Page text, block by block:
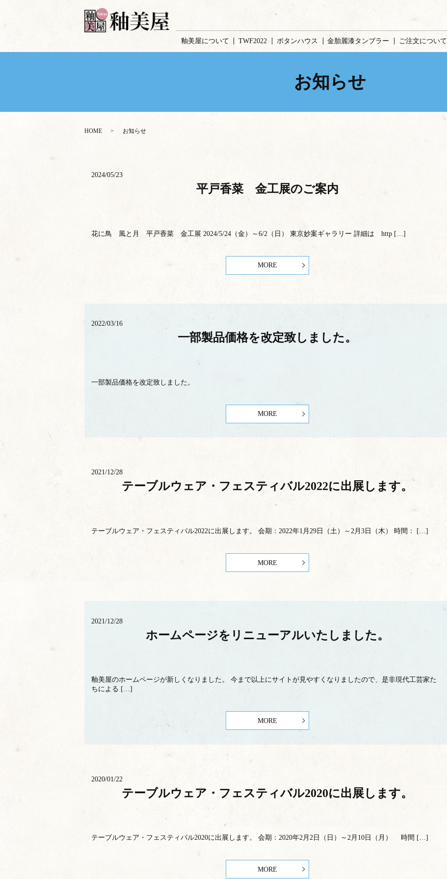
釉美屋について TWF2022 ボタンハウス 金胎麗漆タンブラー ご注文について
お知らせ
HOME お知らせ
2024/05/23
平戸香菜 金工展のご案内
花に鳥 風と月 平戸香菜 金工展 2024/5/24（金）～6/2（日） 東京妙案ギャラリー 詳細は http […]
MORE
2022/03/16
一部製品価格を改定致しました。
一部製品価格を改定致しました。
MORE
2021/12/28
テーブルウェア・フェスティバル2022に出展します。
テーブルウェア・フェスティバル2022に出展します。 会期：2022年1月29日（土）～2月3日（木） 時間： […]
MORE
2021/12/28
ホームページをリニューアルいたしました。
釉美屋のホームページが新しくなりました。 今まで以上にサイトが見やすくなりましたので、是非現代工芸家た
ちによる […]
MORE
2020/01/22
テーブルウェア・フェスティバル2020に出展します。
テーブルウェア・フェスティバル2020に出展します。 会期：2020年2月2日（日）～2月10日（月） 時間 […]
MORE